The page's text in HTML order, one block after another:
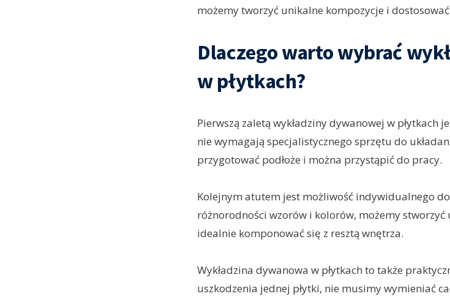
możemy tworzyć unikalne kompozycje i
Dlaczego warto wybrać
w płytkach?
Pierwszą zaletą wykładziny dywanowej w płytkach
nie wymagają specjalistycznego sprzętu do
przygotować podłoże i można przystąpić do pracy.
Kolejnym atutem jest możliwość indywidualnego
różnorodności wzorów i kolorów, możemy
idealnie komponować się z resztą wnętrza.
Wykładzina dywanowa w płytkach to także
uszkodzenia jednej płytki, nie musimy wymieniać